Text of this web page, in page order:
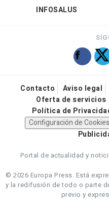
INFOSALUS
Contacto Aviso legal
Oferta de servicios
Política de
Configuración de Cookies
Portal de actualidad y
© 2026 Europa Press. Está
y la redifusión de todo o parte
previo y